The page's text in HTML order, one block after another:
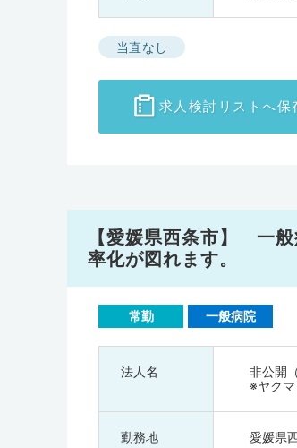
当直なし
求人検討 リストへ保
【愛媛県西条市】 一
率化が図れます。
常勤 一般病院
法人名
非公開
※ヤクマ
勤務地 愛媛県